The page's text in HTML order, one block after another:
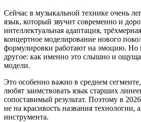
Сейчас в музыкальной технике очень
язык, который звучит современно и
интеллектуальная адаптация,
концертное моделирование нового
формулировки работают на эмоцию. Но
другое: как именно это слышно и
модели.
Это особенно важно в среднем
любят заимствовать язык старших
сопоставимый результат. Поэтому в
не на красивость названия технологии,
инструмента.